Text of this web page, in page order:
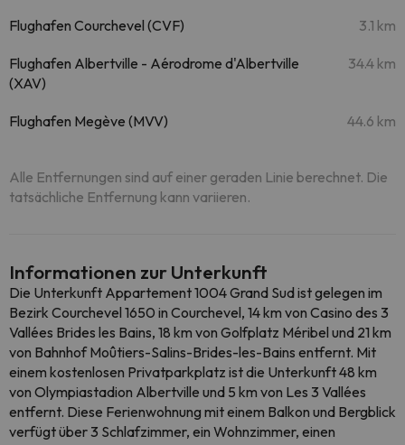
Flughafen Courchevel (CVF) 3.1 km
Flughafen Albertville - Aérodrome d'Albertville
(XAV)
34.4 km
Flughafen Megève (MVV) 44.6 km
Alle Entfernungen sind auf einer geraden Linie berechnet. Die
tatsächliche Entfernung kann variieren.
Informationen zur Unterkunft
Die Unterkunft Appartement 1004 Grand Sud ist gelegen im
Bezirk Courchevel 1650 in Courchevel, 14 km von Casino des 3
Vallées Brides les Bains, 18 km von Golfplatz Méribel und 21 km
von Bahnhof Moûtiers-Salins-Brides-les-Bains entfernt. Mit
einem kostenlosen Privatparkplatz ist die Unterkunft 48 km
von Olympiastadion Albertville und 5 km von Les 3 Vallées
entfernt. Diese Ferienwohnung mit einem Balkon und Bergblick
verfügt über 3 Schlafzimmer, ein Wohnzimmer, einen